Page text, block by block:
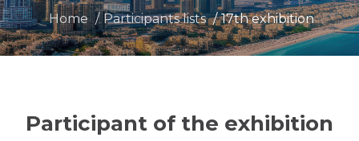
Home Participants lists 17th exhibition
Participant of the exhibition